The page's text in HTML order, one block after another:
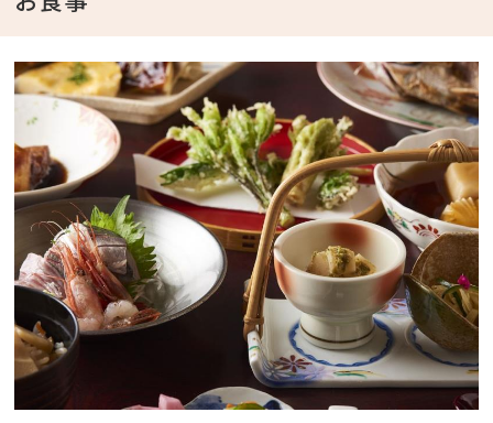
━━━━◆湯田川で美味しい料理が食べれるわけ
◆━━━━
出羽三山に囲まれた庄内平野には美味しいお米があり
ます。
庄内浜からあがる新鮮な魚介類が集まる由良漁港まで
車で10分。
畑からも四季を通じた野菜が届くこの土地には美味し
さ満載！
━━━━━━━━━━━━━━━━━━━━━━━
━━━━━